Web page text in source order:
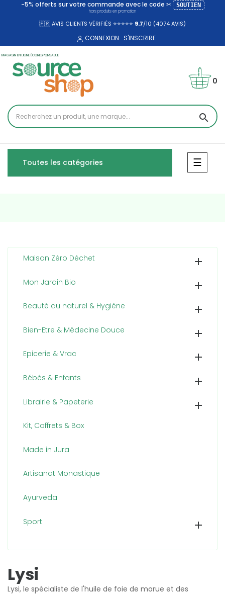
-5% offerts sur votre commande avec le code ✂ SOUTIEN
hors produits en promotion
🇫🇷 AVIS CLIENTS VÉRIFIÉS ⭐⭐⭐⭐⭐ 9.7/10 (4074AVIS)
CONNEXION S'INSCRIRE
MAGASIN EN LIGNE ÉCORESPONSABLE
search
0
Toutes les catégories ☰
Maison Zéro Déchet 
Mon Jardin Bio 
Beauté au naturel & Hygiène 
Bien-Etre & Médecine Douce 
Epicerie & Vrac 
Bébés & Enfants 
Librairie & Papeterie 
Kit, Coffrets & Box
Made in Jura
Artisanat Monastique
Ayurveda
Sport 
Lysi
Lysi, le spécialiste de l'huile de foie de morue et des